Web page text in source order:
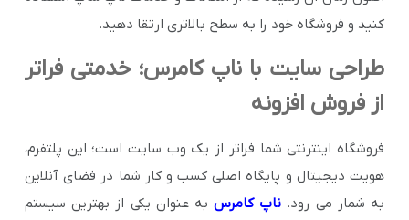
کنید و فروشگاه خود را به سطح بالاتری ارتقا دهید.
طراحی سایت با ناپ کامرس؛ خدمتی فراتر
از فروش افزونه
فروشگاه اینترنتی شما فراتر از یک وب سایت است؛ این پلتفرم،
هویت دیجیتال و پایگاه اصلی کسب و کار شما در فضای آنلاین
به شمار می رود. ناپ کامرسبه عنوان یکی از بهترین سیستم